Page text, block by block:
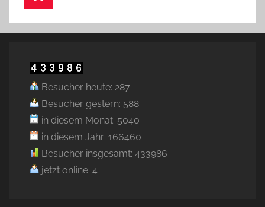
Besucher heute: 287
Besucher gestern: 588
in diesem Monat: 5040
in diesem Jahr: 166460
Besucher insgesamt: 433986
jetzt online: 4